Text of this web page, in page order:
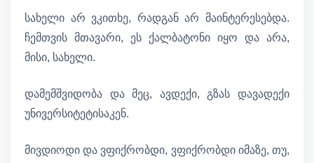
სახელი არ ვკითხე, რადგან არ მაინტერესებდა.
ჩემთვის მთავარი, ეს ქალბატონი იყო და არა,
მისი, სახელი.
დამემშვიდობა და მეც, ავდექი, გზას დავადექი
უნივერსიტეტისაკენ.
მივდიოდი და ვფიქრობდი, ვფიქრობდი იმაზე, თუ,